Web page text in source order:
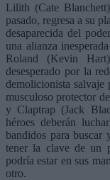
Lilith (Cate
pasado, regresa a su
desaparecida del
una alianza
Roland (Kevin
desesperado por la
demolicionista salvaje
musculoso protector
y Claptrap (Jack
héroes deberán
bandidos para buscar
tener la clave de un
podría estar en sus
otro.